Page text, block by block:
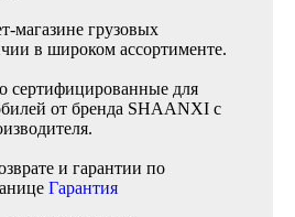
магазине грузовых
в широком ассортименте.
сертифицированные для
от бренда SHAANXI с
и гарантии по
Гарантия